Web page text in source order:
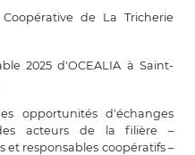
de La Tricherie
2025 d'OCEALIA à Saint-
opportunités d'échanges
acteurs de la filière –
et responsables coopératifs –